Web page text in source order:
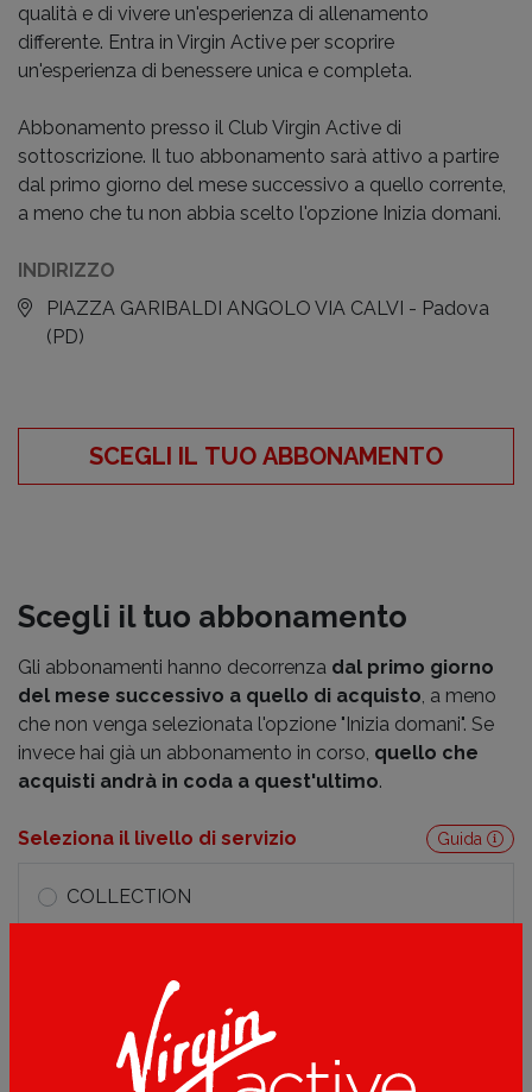
qualità e di vivere un'esperienza di allenamento
differente. Entra in Virgin Active per scoprire
un'esperienza di benessere unica e completa.
Abbonamento presso il Club Virgin Active di
sottoscrizione. Il tuo abbonamento sarà attivo a partire
dal primo giorno del mese successivo a quello corrente,
a meno che tu non abbia scelto l'opzione Inizia domani.
INDIRIZZO
PIAZZA GARIBALDI ANGOLO VIA CALVI - Padova
(PD)
SCEGLI IL TUO ABBONAMENTO
Scegli il tuo abbonamento
Gli abbonamenti hanno decorrenza dal primo giorno
del mese successivo a quello di acquisto, a meno
che non venga selezionata l'opzione "Inizia domani". Se
invece hai già un abbonamento in corso, quello che
acquisti andrà in coda a quest'ultimo.
Seleziona il livello di servizio Guida
COLLECTION